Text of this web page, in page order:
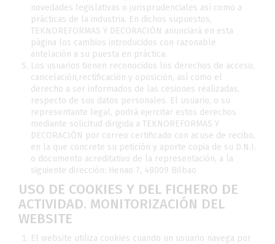
novedades legislativas o jurisprudenciales así como a
prácticas de la industria. En dichos supuestos,
TEKNOREFORMAS Y DECORACIÓN anunciará en esta
página los cambios introducidos con razonable
antelación a su puesta en práctica.
Los usuarios tienen reconocidos los derechos de acceso,
cancelación,rectificación y oposición, así como el
derecho a ser informados de las cesiones realizadas,
respecto de sus datos personales. El usuario, o su
representante legal, podrá ejercitar estos derechos
mediante solicitud dirigida a TEKNOREFORMAS Y
DECORACIÓN por correo certificado con acuse de recibo,
en la que concrete su petición y aporte copia de su D.N.I.
o documento acreditativo de la representación, a la
siguiente dirección: Henao 7, 48009 Bilbao
USO DE COOKIES Y DEL FICHERO DE
ACTIVIDAD. MONITORIZACIÓN DEL
WEBSITE
El website utiliza cookies cuando un usuario navega por